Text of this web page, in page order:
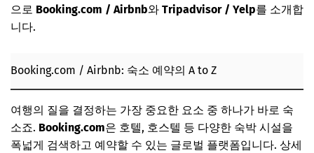
으로 Booking.com / Airbnb와 Tripadvisor / Yelp를 소개합
니다.
Booking.com / Airbnb: 숙소 예약의 A to Z
여행의 질을 결정하는 가장 중요한 요소 중 하나가 바로 숙
소죠. Booking.com은 호텔, 호스텔 등 다양한 숙박 시설을
폭넓게 검색하고 예약할 수 있는 글로벌 플랫폼입니다. 상세